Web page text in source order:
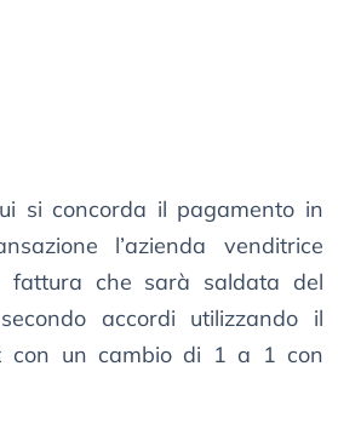
si concorda il pagamento in
l’azienda venditrice
fattura che sarà saldata del
accordi utilizzando il
con un cambio di 1 a 1 con